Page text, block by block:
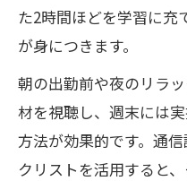
た2時間ほどを学習に充
が身につきます。
朝の出勤前や夜のリラ
材を視聴し、週末には
方法が効果的です。通
クリストを活用すると